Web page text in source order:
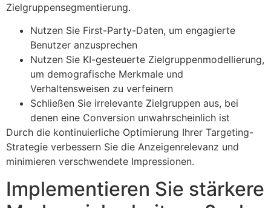
Zielgruppensegmentierung.
Nutzen Sie First-Party-Daten, um engagierte
Benutzer anzusprechen
Nutzen Sie KI-gesteuerte Zielgruppenmodellierung,
um demografische Merkmale und
Verhaltensweisen zu verfeinern
Schließen Sie irrelevante Zielgruppen aus, bei
denen eine Conversion unwahrscheinlich ist
Durch die kontinuierliche Optimierung Ihrer Targeting-
Strategie verbessern Sie die Anzeigenrelevanz und
minimieren verschwendete Impressionen.
Implementieren Sie stärkere